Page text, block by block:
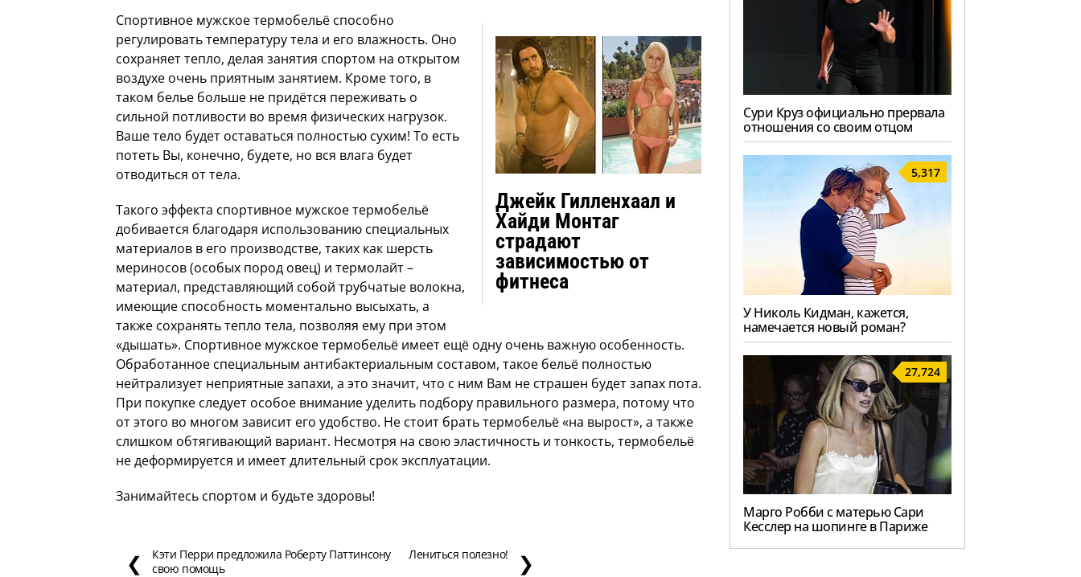
Джейк Гилленхаал и
Хайди Монтаг
страдают
зависимостью от
фитнеса
Спортивное мужское термобельё способно
регулировать температуру тела и его влажность. Оно
сохраняет тепло, делая занятия спортом на открытом
воздухе очень приятным занятием. Кроме того, в
таком белье больше не придётся переживать о
сильной потливости во время физических нагрузок.
Ваше тело будет оставаться полностью сухим! То есть
потеть Вы, конечно, будете, но вся влага будет
отводиться от тела.
Такого эффекта спортивное мужское термобельё
добивается благодаря использованию специальных
материалов в его производстве, таких как шерсть
мериносов (особых пород овец) и термолайт –
материал, представляющий собой трубчатые волокна,
имеющие способность моментально высыхать, а
также сохранять тепло тела, позволяя ему при этом
«дышать». Спортивное мужское термобельё имеет ещё одну очень важную особенность.
Обработанное специальным антибактериальным составом, такое бельё полностью
нейтрализует неприятные запахи, а это значит, что с ним Вам не страшен будет запах пота.
При покупке следует особое внимание уделить подбору правильного размера, потому что
от этого во многом зависит его удобство. Не стоит брать термобельё «на вырост», а также
слишком обтягивающий вариант. Несмотря на свою эластичность и тонкость, термобельё
не деформируется и имеет длительный срок эксплуатации.
Занимайтесь спортом и будьте здоровы!
❮
Кэти Перри предложила Роберту Паттинсону
свою помощь
Лениться полезно! ❯
Сури Круз официально прервала
отношения со своим отцом
5,317
У Николь Кидман, кажется,
намечается новый роман?
27,724
Марго Робби с матерью Сари
Кесслер на шопинге в Париже